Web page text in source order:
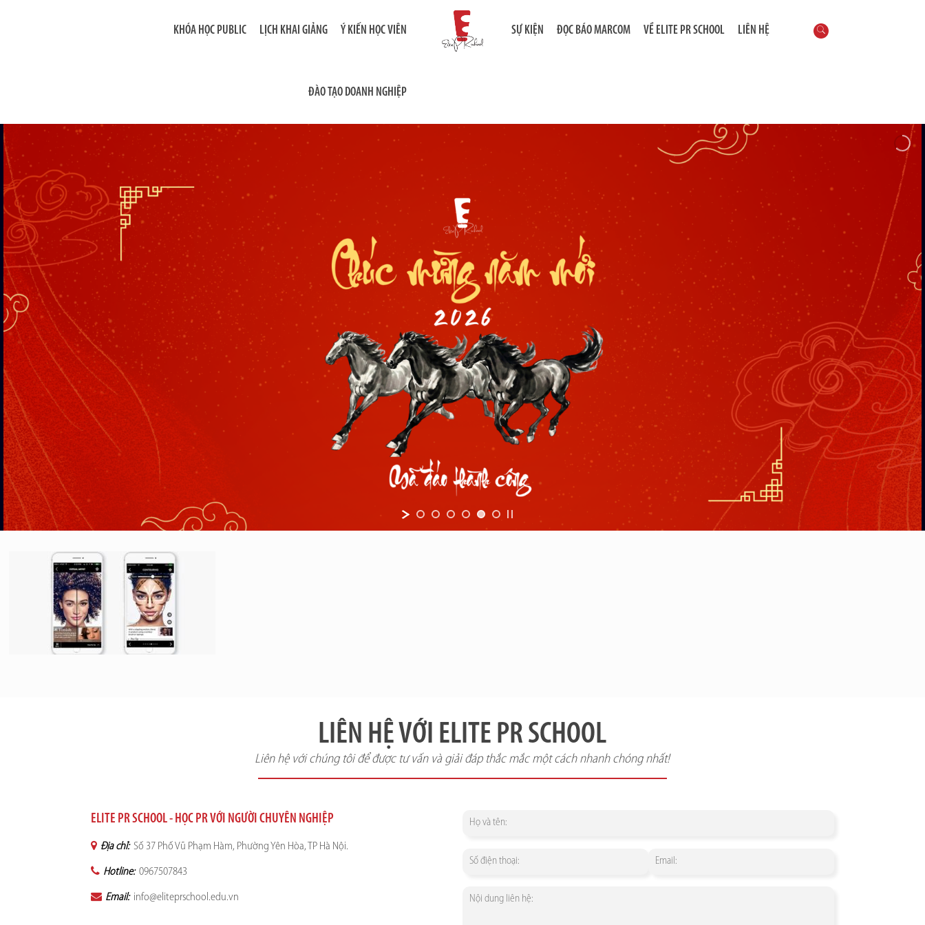
KHÓA HỌC PUBLIC LỊCH KHAI GIẢNG Ý KIẾN HỌC VIÊN
ĐÀO TẠO DOANH NGHIỆP
SỰ KIỆN ĐỌC BÁO MARCOM VỀ ELITE PR SCHOOL LIÊN HỆ
LIÊN HỆ VỚI ELITE PR SCHOOL
Liên hệ với chúng tôi để được tư vấn và giải đáp thắc mắc một cách nhanh chóng nhất!
ELITE PR SCHOOL - HỌC PR VỚI NGƯỜI CHUYÊN NGHIỆP
Địa chỉ: Số 37 Phố Vũ Phạm Hàm, Phường Yên Hòa, TP Hà Nội.
Hotline: 0967507843
Email: info@eliteprschool.edu.vn